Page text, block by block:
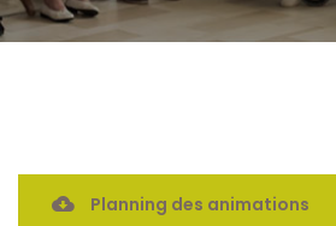
Planning des animations